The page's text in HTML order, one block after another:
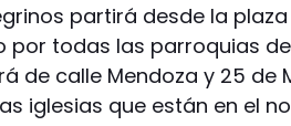
partirá desde la
por todas las parroquias
de calle Mendoza y 25 de
iglesias que están en el